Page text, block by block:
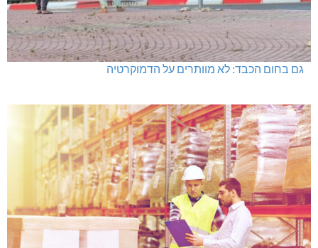
גם בחום הכבד: לא מוותרים על הדמוקרטיה